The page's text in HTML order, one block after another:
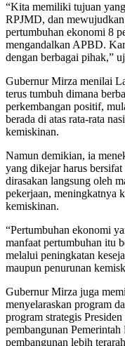
“Kita memiliki tujuan
RPJMD, dan
pertumbuhan ekonomi 8
mengandalkan APBD.
dengan berbagai pihak,”
Gubernur Mirza menilai
terus tumbuh dimana
perkembangan positif,
berada di atas rata-rata
kemiskinan.
Namun demikian, ia
yang dikejar harus
dirasakan langsung oleh
pekerjaan, meningkatnya
kemiskinan.
“Pertumbuhan ekonomi
manfaat pertumbuhan itu
melalui peningkatan
maupun penurunan
Gubernur Mirza juga
menyelaraskan program
program strategis
pembangunan
pembangunan lebih